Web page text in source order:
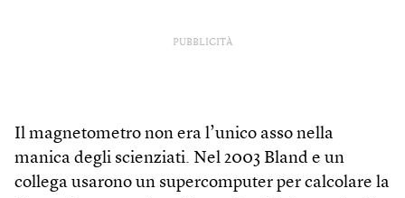
PUBBLICITÀ
Il magnetometro non era l’unico asso nella
manica degli scienziati. Nel 2003 Bland e un
collega usarono un supercomputer per calcolare la